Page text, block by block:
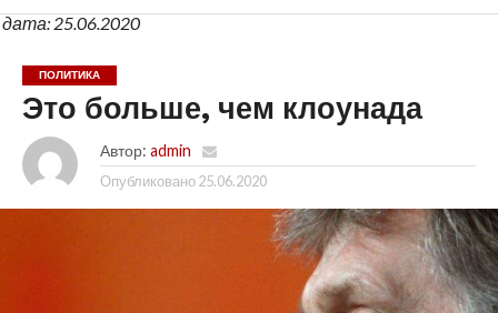
дата: 25.06.2020
ПОЛИТИКА
Это больше, чем клоунада
Автор: admin
Опубликовано 25.06.2020